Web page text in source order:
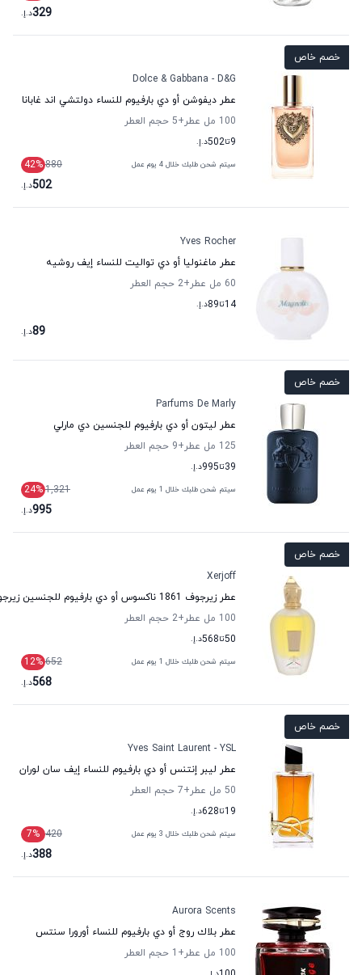
329د.إ.
خصم خاص
Dolce & Gabbana - D&G
عطر ديفوشن أو دي بارفيوم للنساء دولتشي اند غابانا
100 مل عطر
+5
حجم العطر
9تا502د.إ.
سيتم شحن طلبك خلال 4 يوم عمل 880
42%
502د.إ.
Yves Rocher
عطر ماغنوليا أو دي تواليت للنساء إيف روشيه
60 مل عطر
+2
حجم العطر
14تا89د.إ.
89د.إ.
خصم خاص
Parfums De Marly
عطر ليتون أو دي بارفيوم للجنسين دي مارلي
125 مل عطر
+9
حجم العطر
39تا995د.إ.
سيتم شحن طلبك خلال 1 يوم عمل 1,321
24%
995د.إ.
خصم خاص
Xerjoff
عطر زيرجوف 1861 ناكسوس أو دي بارفيوم للجنسين زيرجوف
100 مل عطر
+2
حجم العطر
50تا568د.إ.
سيتم شحن طلبك خلال 1 يوم عمل 652
12%
568د.إ.
خصم خاص
Yves Saint Laurent - YSL
عطر ليبر إنتنس أو دي بارفيوم للنساء إيف سان لوران
50 مل عطر
+7
حجم العطر
19تا628د.إ.
سيتم شحن طلبك خلال 3 يوم عمل 420
7%
388د.إ.
Aurora Scents
عطر بلاك روج أو دي بارفيوم للنساء أورورا سنتس
100 مل عطر
+1
حجم العطر